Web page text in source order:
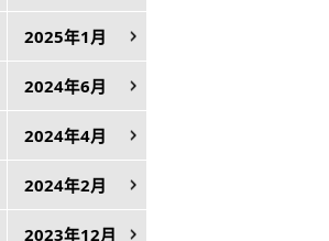
2025年1月
2024年6月
2024年4月
2024年2月
2023年12月